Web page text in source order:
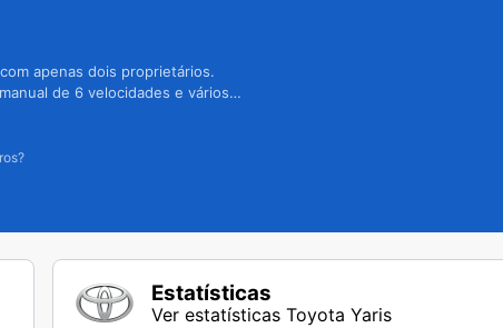
apenas dois proprietários.
de 6 velocidades e vários
Estatísticas
Ver estatísticas Toyota Yaris